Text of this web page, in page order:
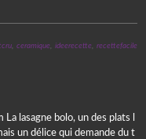
, ceramique, ideerecette, recettefacile
lasagne bolo, un des plats l
un délice qui demande du t